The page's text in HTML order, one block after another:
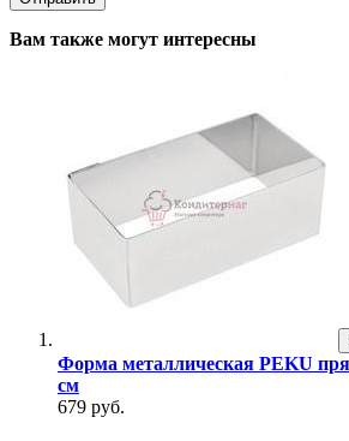
Вам также могут интересны
Форма металлическая PEKU
см
679 руб.